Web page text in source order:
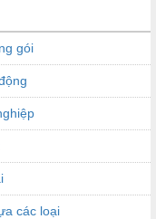
gói
các loại